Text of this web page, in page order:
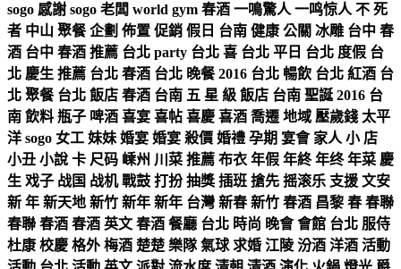
sogo 感謝 sogo 老闆 world gym 春酒 一鳴驚人 一鸣惊人 不 死
者 中山 聚餐 企劃 佈置 促銷 假日 台南 健康 公關 冰雕 台中 春
酒 台中 春酒 推薦 台北 party 台北 喜 台北 平日 台北 度假 台
北 慶生 推薦 台北 春酒 台北 晚餐 2016 台北 暢飲 台北 紅酒 台
北 聚餐 台北 飯店 春酒 台南 五 星 級 飯店 台南 聖誕 2016 台
南 飲料 瓶子 啤酒 喜宴 喜帖 喜慶 喜酒 喬遷 地域 壓歲錢 太平
洋 sogo 女工 妹妹 婚宴 婚宴 殺價 婚禮 孕期 宴會 家人 小 店
小丑 小說 卡 尺码 嵊州 川菜 推薦 布衣 年假 年終 年终 年菜 慶
生 戏子 战国 战机 戰鼓 打扮 抽獎 插班 搶先 摇滚乐 支援 文安
新 年 新天地 新竹 新年 新年 台灣 新春 新竹 春酒 昌黎 春 春聯
春聯 春酒 春酒 英文 春酒 餐廳 台北 時尚 晚會 會館 台北 服侍
杜康 校慶 格外 梅酒 楚楚 樂隊 氣球 求婚 江陵 汾酒 洋酒 活動